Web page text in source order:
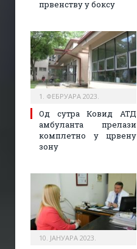
првенству у боксу
1. ФЕБРУАРА 2023.
Од сутра Ковид АТД
амбуланта прелази
комплетно у црвену
зону
10. ЈАНУАРА 2023.